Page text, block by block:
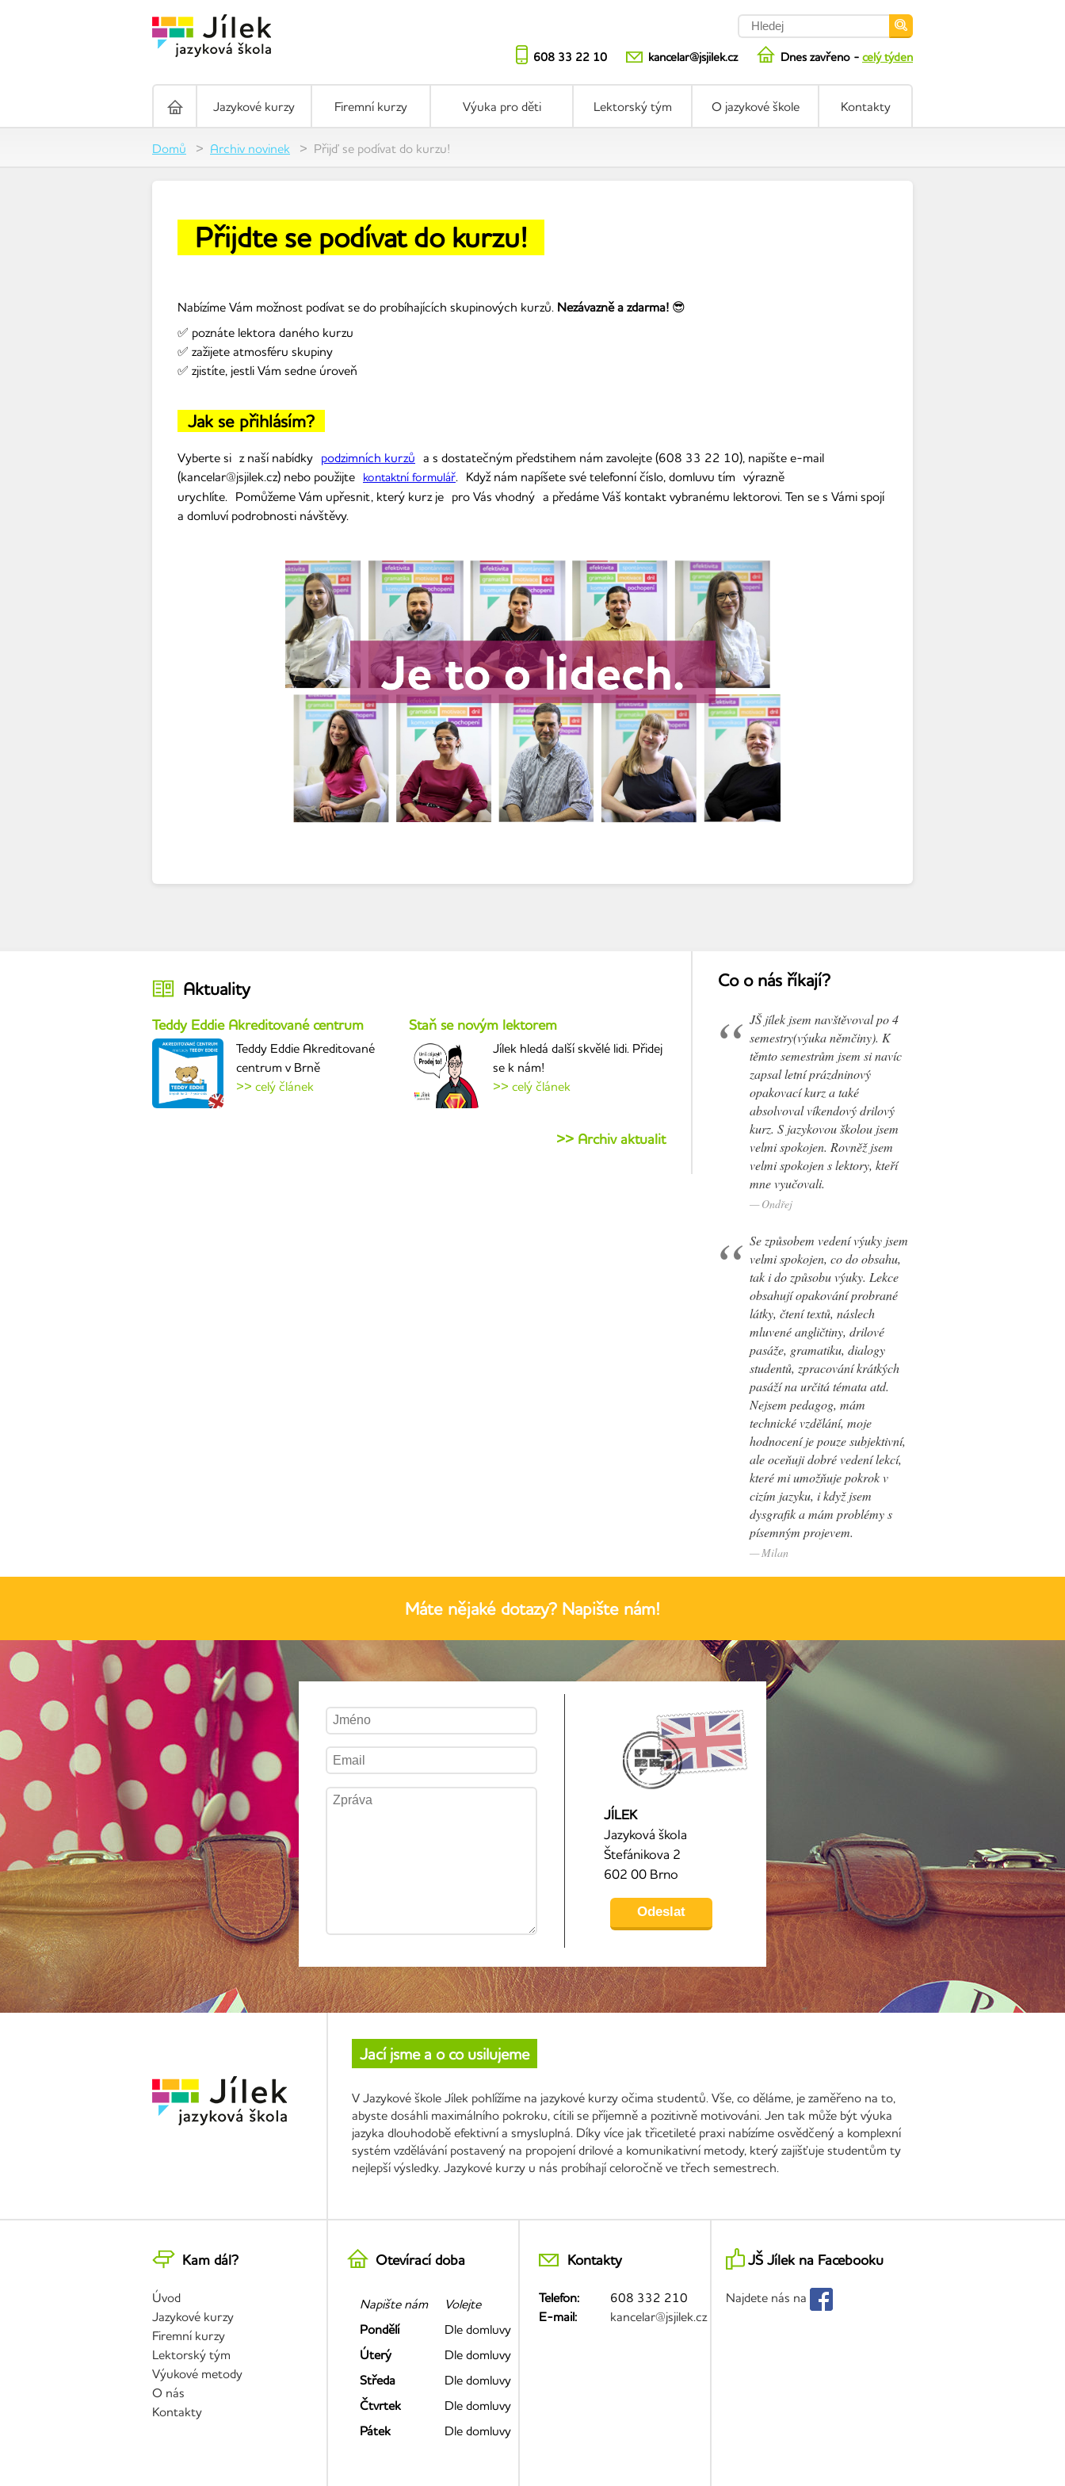
608 33 22 10 kancelar@jsjilek.cz Dnes zavřeno - celý týden
Jazykové kurzy Firemní kurzy Výuka pro děti Lektorský tým O jazykové škole Kontakty
Domů Archiv novinek Přijď se podívat do kurzu!
Přijdte se podívat do kurzu!
Nabízíme Vám možnost podívat se do probíhajících skupinových kurzů. Nezávazně a zdarma! 😎
✅ poznáte lektora daného kurzu
✅ zažijete atmosféru skupiny
✅ zjistíte, jestli Vám sedne úroveň
Jak se přihlásím?
Vyberte si z naší nabídky podzimních kurzů a s dostatečným předstihem nám zavolejte (608 33 22 10), napište e-mail
(kancelar@jsjilek.cz) nebo použijte kontaktní formulář. Když nám napíšete své telefonní číslo, domluvu tím výrazně
urychlíte. Pomůžeme Vám upřesnit, který kurz je pro Vás vhodný a předáme Váš kontakt vybranému lektorovi. Ten se s Vámi spojí
a domluví podrobnosti návštěvy.
Aktuality
Teddy Eddie Akreditované centrum
Teddy Eddie Akreditované
centrum v Brně
>> celý článek
Staň se novým lektorem
Jílek hledá další skvělé lidi. Přidej
se k nám!
>> celý článek
>> Archiv aktualit
Co o nás říkají?
JŠ jílek jsem navštěvoval po 4
semestry(výuka němčiny). K
těmto semestrům jsem si navíc
zapsal letní prázdninový
opakovací kurz a také
absolvoval víkendový drilový
kurz. S jazykovou školou jsem
velmi spokojen. Rovněž jsem
velmi spokojen s lektory, kteří
mne vyučovali.
Ondřej
Se způsobem vedení výuky jsem
velmi spokojen, co do obsahu,
tak i do způsobu výuky. Lekce
obsahují opakování probrané
látky, čtení textů, náslech
mluvené angličtiny, drilové
pasáže, gramatiku, dialogy
studentů, zpracování krátkých
pasáží na určitá témata atd.
Nejsem pedagog, mám
technické vzdělání, moje
hodnocení je pouze subjektivní,
ale oceňuji dobré vedení lekcí,
které mi umožňuje pokrok v
cizím jazyku, i když jsem
dysgrafik a mám problémy s
písemným projevem.
Milan
Máte nějaké dotazy? Napište nám!
JÍLEK
Jazyková škola
Štefánikova 2
602 00 Brno
Jací jsme a o co usilujeme
V Jazykové škole Jílek pohlížíme na jazykové kurzy očima studentů. Vše, co děláme, je zaměřeno na to,
abyste dosáhli maximálního pokroku, cítili se příjemně a pozitivně motivováni. Jen tak může být výuka
jazyka dlouhodobě efektivní a smysluplná. Díky více jak třicetileté praxi nabízíme osvědčený a komplexní
systém vzdělávání postavený na propojení drilové a komunikativní metody, který zajišťuje studentům ty
nejlepší výsledky. Jazykové kurzy u nás probíhají celoročně ve třech semestrech.
Kam dál?
Úvod
Jazykové kurzy
Firemní kurzy
Lektorský tým
Výukové metody
O nás
Kontakty
Otevírací doba
Napište nám
Volejte
Pondělí
Dle domluvy
Úterý
Dle domluvy
Středa
Dle domluvy
Čtvrtek
Dle domluvy
Pátek
Dle domluvy
Kontakty
Telefon:
608 332 210
E-mail:
kancelar@jsjilek.cz
JŠ Jílek na Facebooku
Najdete nás na